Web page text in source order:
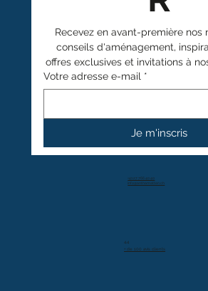
+41 27 766 40 40
info@anthamatten.ch
Recevez en avant-première nos
conseils d'aménagement,
offres exclusives et invitations à
Votre adresse e-mail *
Je m'inscris
4.4
+ de 100 avis clients